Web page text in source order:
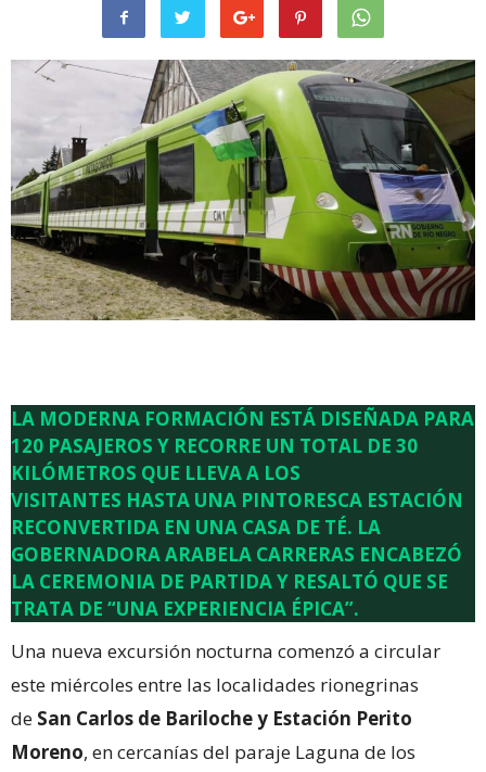
LA MODERNA FORMACIÓN ESTÁ DISEÑADA PARA
120 PASAJEROS Y RECORRE UN TOTAL DE 30
KILÓMETROS QUE LLEVA A LOS
VISITANTES HASTA UNA PINTORESCA ESTACIÓN
RECONVERTIDA EN UNA CASA DE TÉ. LA
GOBERNADORA ARABELA CARRERAS ENCABEZÓ
LA CEREMONIA DE PARTIDA Y RESALTÓ QUE SE
TRATA DE “UNA EXPERIENCIA ÉPICA”.
Una nueva excursión nocturna comenzó a circular
este miércoles entre las localidades rionegrinas
de San Carlos de Bariloche y Estación Perito
Moreno, en cercanías del paraje Laguna de los